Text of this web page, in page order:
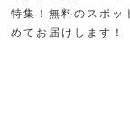
特集！無料のスポッ
めてお届けします！